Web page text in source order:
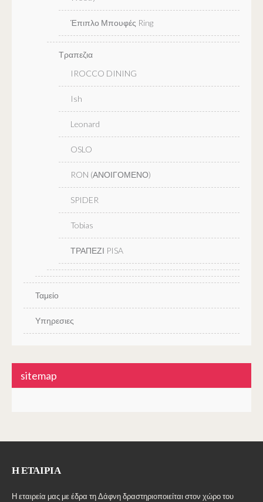
Έπιπλο Μπουφές Ring
Τραπεζια
IROCCO DINING
Ish
Leonard
OSLO
RON (ΑΝΟΙΓΟΜΕΝΟ)
SPIDER
Tobias
ΤΡΑΠΕΖΙ PISA
Ταμείο
Υπηρεσιες
sitemap
Η ΕΤΑΙΡΊΑ
Η εταιρεία μας με έδρα τη Δάφνη δραστηριοποιείται στον χώρο του